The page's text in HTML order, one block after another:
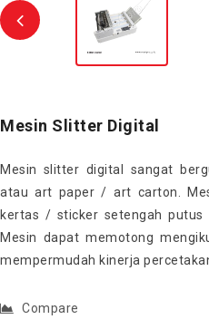
Mesin Slitter Digital
Mesin slitter digital sangat
atau art paper / art carton.
kertas / sticker setengah
Mesin dapat memotong
mempermudah kinerja
Compare